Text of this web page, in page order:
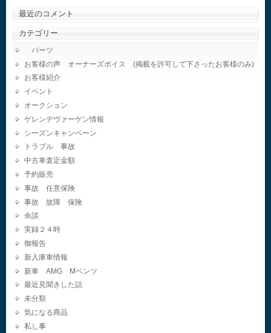
最近のコメント
カテゴリー
パーツ
お客様の声 オーナーズボイス (掲載を許可して下さったお客様のみ)
お客様紹介
イベント
オークション
ゲレンデヴァーゲン情報
シーズンキャンペーン
トラブル 事故
中古車査定金額
予約販売
事故 任意保険
事故 故障 保険
余談
実録２４時
御報告
新入庫車情報
新車 AMG Mベンツ
最近見聞きした話
未分類
気になる商品
私し事